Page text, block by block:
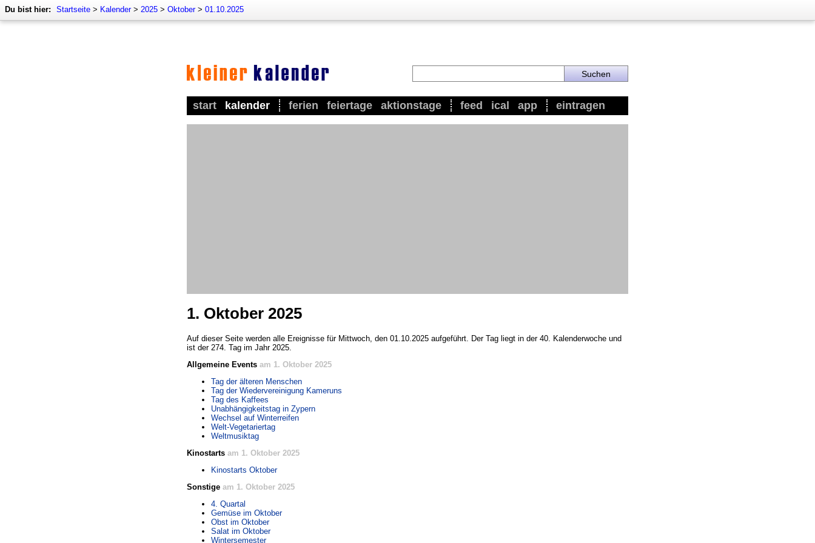
Du bist hier: Startseite > Kalender> 2025 > Oktober> 01.10.2025
start kalender ferien feiertage aktionstage feed ical app eintragen
1. Oktober 2025
Auf dieser Seite werden alle Ereignisse für Mittwoch, den 01.10.2025 aufgeführt. Der Tag liegt in der 40. Kalenderwoche und
ist der 274. Tag im Jahr 2025.
Allgemeine Events am 1. Oktober 2025
Tag der älteren Menschen
Tag der Wiedervereinigung Kameruns
Tag des Kaffees
Unabhängigkeitstag in Zypern
Wechsel auf Winterreifen
Welt-Vegetariertag
Weltmusiktag
Kinostarts am 1. Oktober 2025
Kinostarts Oktober
Sonstige am 1. Oktober 2025
4. Quartal
Gemüse im Oktober
Obst im Oktober
Salat im Oktober
Wintersemester